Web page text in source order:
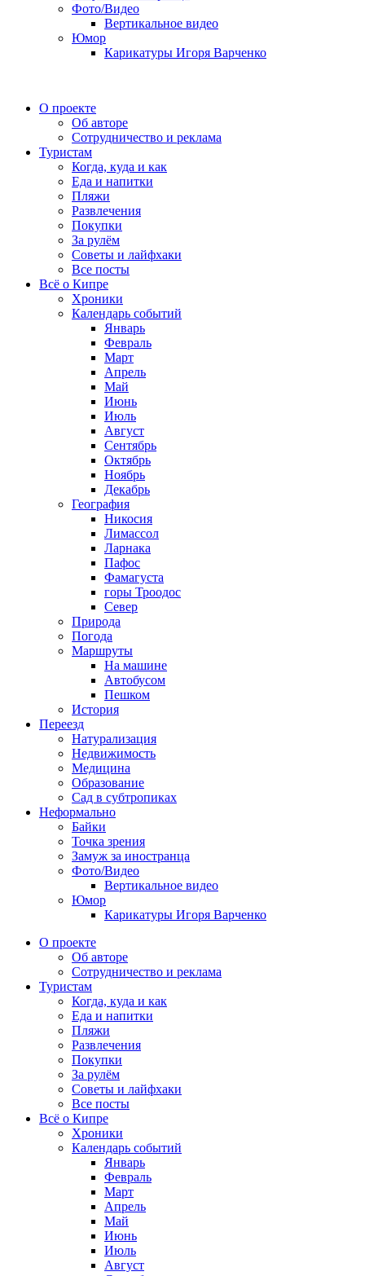
Фото/Видео
Вертикальное видео
Юмор
Карикатуры Игоря Варченко
О проекте
Об авторе
Сотрудничество и реклама
Туристам
Когда, куда и как
Еда и напитки
Пляжи
Развлечения
Покупки
За рулём
Советы и лайфхаки
Все посты
Всё о Кипре
Хроники
Календарь событий
Январь
Февраль
Март
Апрель
Май
Июнь
Июль
Август
Сентябрь
Октябрь
Ноябрь
Декабрь
География
Никосия
Лимассол
Ларнака
Пафос
Фамагуста
горы Троодос
Север
Природа
Погода
Маршруты
На машине
Автобусом
Пешком
История
Переезд
Натурализация
Недвижимость
Медицина
Образование
Сад в субтропиках
Неформально
Байки
Точка зрения
Замуж за иностранца
Фото/Видео
Вертикальное видео
Юмор
Карикатуры Игоря Варченко
О проекте
Об авторе
Сотрудничество и реклама
Туристам
Когда, куда и как
Еда и напитки
Пляжи
Развлечения
Покупки
За рулём
Советы и лайфхаки
Все посты
Всё о Кипре
Хроники
Календарь событий
Январь
Февраль
Март
Апрель
Май
Июнь
Июль
Август